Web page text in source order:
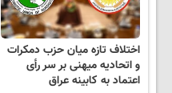
اختلاف تازه میان حزب دمکرات
و اتحادیه میهنی بر سر رأی
اعتماد به کابینه عراق